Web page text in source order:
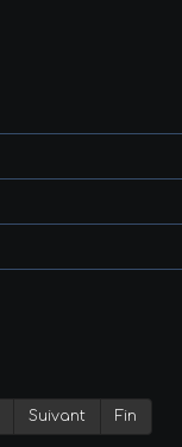
Suivant Fin